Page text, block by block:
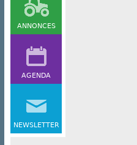
ANNONCES
AGENDA
NEWSLETTER